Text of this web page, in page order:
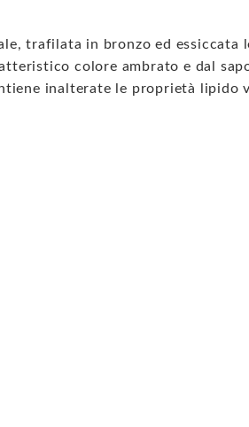
trafilata in bronzo ed essiccata
colore ambrato e dal
inalterate le proprietà lipido